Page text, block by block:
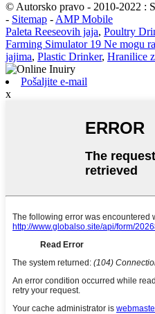
© Autorsko pravo - 2010-2022 :
- Sitemap - AMP Mobile
Paleta Reeseovih jaja, Poultry
Farming Simulator 19 Ne mogu
jajima, Plastic Drinker, Hranilice
Pošaljite e-mail
x